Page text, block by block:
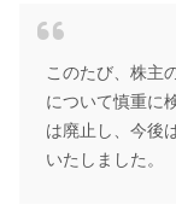
このたび、株主
について慎重に
は廃止し、今後
いたしました。